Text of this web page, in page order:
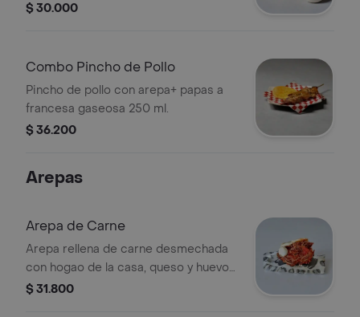
$ 30.000
Combo Pincho de Pollo
Pincho de pollo con arepa+ papas a
francesa gaseosa 250 ml.
$ 36.200
Arepas
Arepa de Carne
Arepa rellena de carne desmechada
con hogao de la casa, queso y huevo
de codorniz.
$ 31.800